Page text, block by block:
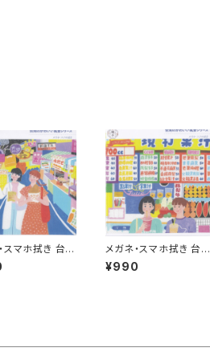
スマホ拭き 台湾
ナイトマーケッ
メガネ・スマホ拭き 台湾
の風景（ジューススタン
ド）
¥990